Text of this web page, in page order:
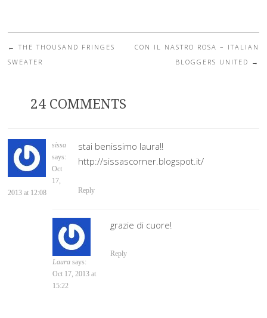
Post navigation
← THE THOUSAND FRINGES
SWEATER
CON IL NASTRO ROSA – ITALIAN
BLOGGERS UNITED →
24 COMMENTS
sissa
says:
Oct
17,
2013 at 12:08
stai benissimo laura!!
http://sissascorner.blogspot.it/
Reply
Laura says:
Oct 17, 2013 at
15:22
grazie di cuore!
Reply